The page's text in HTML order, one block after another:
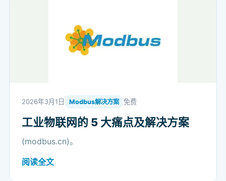
2026年3月1日 Modbus解决方案 免费
工业物联网的 5 大痛点及解决方案
(modbus.cn)。
阅读全文